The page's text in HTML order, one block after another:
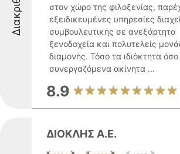
στον χώρο της φιλοξενίας,
εξειδικευμένες υπηρεσίες
συμβουλευτικής σε ανεξάρτητα
ξενοδοχεία και πολυτελείς
διαμονής. Τόσο τα ιδιόκτητα όσο
συνεργαζόμενα ακίνητα ...
8.9
ΔΙΟΚΛΗΣ Α.Ε.